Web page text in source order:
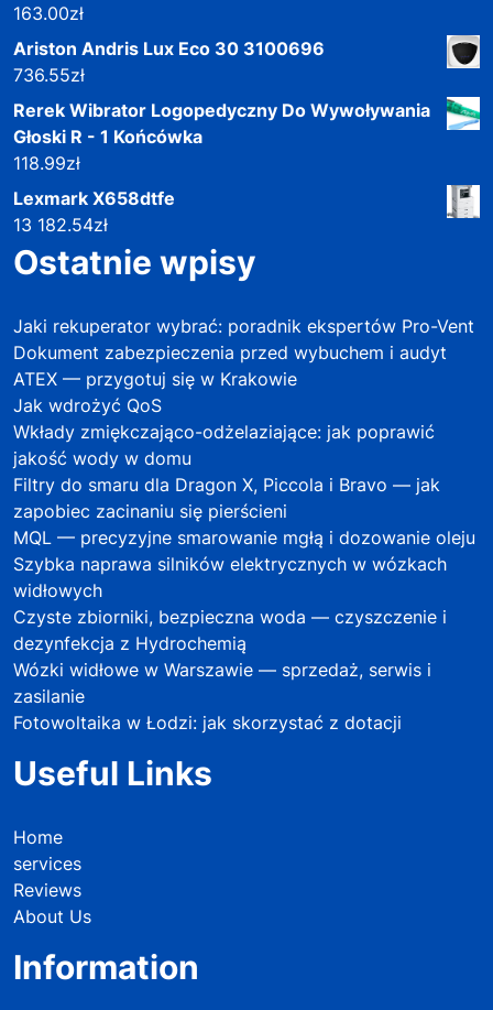
163.00zł
Ariston Andris Lux Eco 30 3100696
736.55zł
Rerek Wibrator Logopedyczny Do Wywoływania
Głoski R - 1 Końcówka
118.99zł
Lexmark X658dtfe
13 182.54zł
Ostatnie wpisy
Jaki rekuperator wybrać: poradnik ekspertów Pro-Vent
Dokument zabezpieczenia przed wybuchem i audyt
ATEX — przygotuj się w Krakowie
Jak wdrożyć QoS
Wkłady zmiękczająco-odżelaziające: jak poprawić
jakość wody w domu
Filtry do smaru dla Dragon X, Piccola i Bravo — jak
zapobiec zacinaniu się pierścieni
MQL — precyzyjne smarowanie mgłą i dozowanie oleju
Szybka naprawa silników elektrycznych w wózkach
widłowych
Czyste zbiorniki, bezpieczna woda — czyszczenie i
dezynfekcja z Hydrochemią
Wózki widłowe w Warszawie — sprzedaż, serwis i
zasilanie
Fotowoltaika w Łodzi: jak skorzystać z dotacji
Useful Links
Home
services
Reviews
About Us
Information